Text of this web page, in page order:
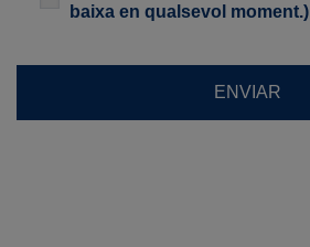
baixa en qualsevol moment.)